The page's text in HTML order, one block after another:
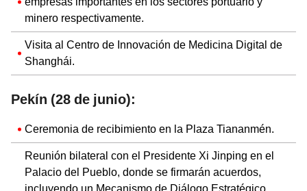
minero respectivamente.
Visita al Centro de Innovación de Medicina Digital de
Shanghái.
Pekín (28 de junio):
Ceremonia de recibimiento en la Plaza Tiananmén.
Reunión bilateral con el Presidente Xi Jinping en el
Palacio del Pueblo, donde se firmarán acuerdos,